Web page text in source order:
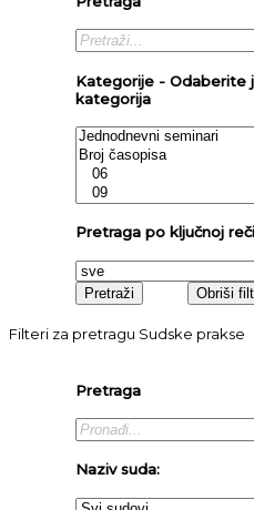
Kategorije - Odaberite
kategorija
Pretraga po ključnoj reči
Filteri za pretragu Sudske prakse
Pretraga
Naziv suda: